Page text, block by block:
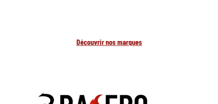
Découvrir nos marques